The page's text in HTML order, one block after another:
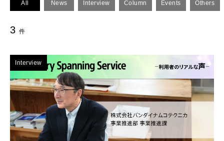
All News Interview Column Events Others
3 件
Interview
FAQ&個人お問い合わせは以下のボタンからお願いします。
FAQ & 個人お問い合わせ